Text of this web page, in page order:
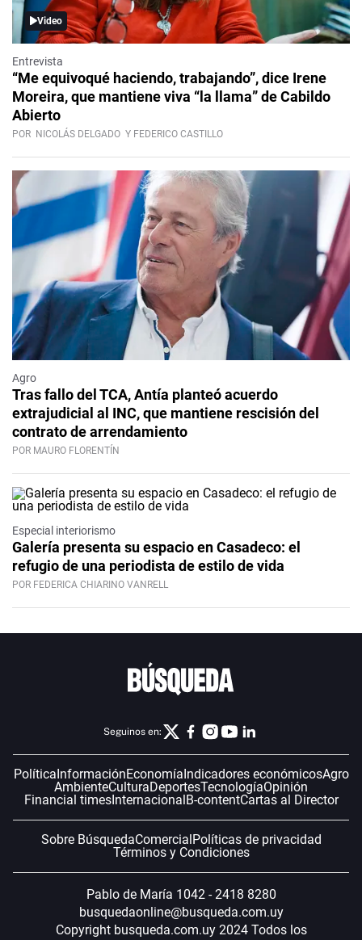
Video
Entrevista
“Me equivoqué haciendo, trabajando”, dice Irene
Moreira, que mantiene viva “la llama” de Cabildo
Abierto
POR NICOLÁS DELGADO Y FEDERICO CASTILLO
Agro
Tras fallo del TCA, Antía planteó acuerdo
extrajudicial al INC, que mantiene rescisión del
contrato de arrendamiento
POR MAURO FLORENTÍN
Especial interiorismo
Galería presenta su espacio en Casadeco: el
refugio de una periodista de estilo de vida
POR FEDERICA CHIARINO VANRELL
Seguinos en:
PolíticaInformaciónEconomíaIndicadores económicosAgro
AmbienteCulturaDeportesTecnologíaOpinión
Financial timesInternacionalB-contentCartas al Director
Sobre BúsquedaComercialPolíticas de privacidad
Términos y Condiciones
Pablo de María 1042 - 2418 8280
busquedaonline@busqueda.com.uy
Copyright busqueda.com.uy 2024 Todos los